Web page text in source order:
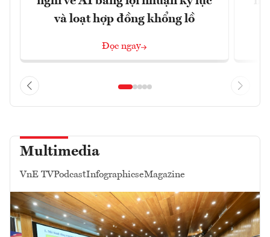
và loạt hợp đồng khổng lồ
Đọc ngay
Multimedia
VnE TVPodcastInfographicseMagazine